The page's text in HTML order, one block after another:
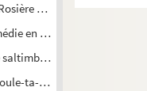
et nourrice : comédie
en 3 actes. 1935
: pièce en 5
ta-bosse : drame en 5